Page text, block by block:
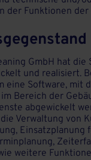
der Funktionen der
GmbH hat die
und realisiert.
eine Software, mit
Bereich der
abgewickelt
Verwaltung von
Einsatzplanung
weitere